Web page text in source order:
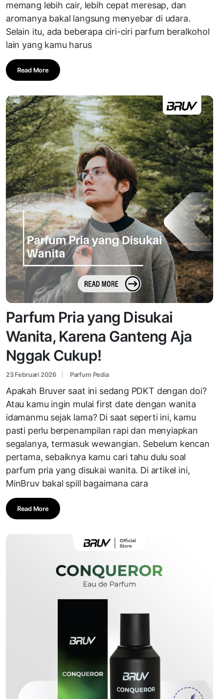
memang lebih cair, lebih cepat meresap, dan
aromanya bakal langsung menyebar di udara.
Selain itu, ada beberapa ciri-ciri parfum beralkohol
lain yang kamu harus
Read More
Parfum Pria yang Disukai
Wanita, Karena Ganteng Aja
Nggak Cukup!
23 Februari 2026 Parfum Pedia
Apakah Bruver saat ini sedang PDKT dengan doi?
Atau kamu ingin mulai first date dengan wanita
idamanmu sejak lama? Di saat seperti ini, kamu
pasti perlu berpenampilan rapi dan menyiapkan
segalanya, termasuk wewangian. Sebelum kencan
pertama, sebaiknya kamu cari tahu dulu soal
parfum pria yang disukai wanita. Di artikel ini,
MinBruv bakal spill bagaimana cara
Read More